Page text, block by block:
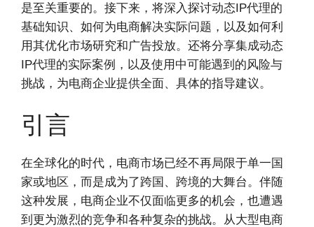
是至关重要的。接下来，将深入探讨动态IP代理的
基础知识、如何为电商解决实际问题，以及如何利
用其优化市场研究和广告投放。还将分享集成动态
IP代理的实际案例，以及使用中可能遇到的风险与
挑战，为电商企业提供全面、具体的指导建议。
引言
在全球化的时代，电商市场已经不再局限于单一国
家或地区，而是成为了跨国、跨境的大舞台。伴随
这种发展，电商企业不仅面临更多的机会，也遭遇
到更为激烈的竞争和各种复杂的挑战。从大型电商